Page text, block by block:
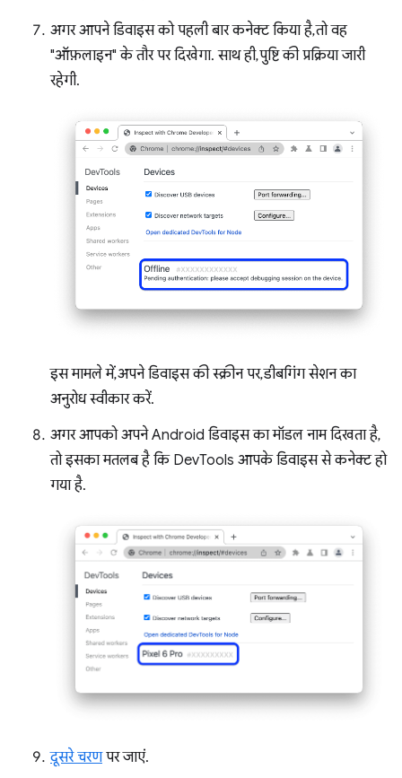
अगर आपने डिवाइस को पहली बार कनेक्ट किया है, तो वह
"ऑफ़लाइन" के तौर पर दिखेगा. साथ ही, पुष्टि की प्रक्रिया जारी
रहेगी.
इस मामले में, अपने डिवाइस की स्क्रीन पर, डीबगिंग सेशन का
अनुरोध स्वीकार करें.
अगर आपको अपने Android डिवाइस का मॉडल नाम दिखता है,
तो इसका मतलब है कि DevTools आपके डिवाइस से कनेक्ट हो
गया है.
दूसरे चरणपर जाएं.